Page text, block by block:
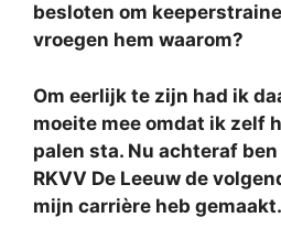
besloten om
vroegen hem waarom?
Om eerlijk te zijn had ik
moeite mee omdat ik zelf
palen sta. Nu achteraf
RKVV De Leeuw de
mijn carrière heb gemaakt.